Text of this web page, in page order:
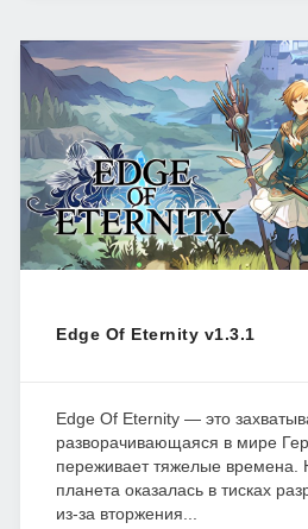
Edge Of Eternity v1.3.1
Edge Of Eternity — это
разворачивающаяся в мире
переживает тяжелые времена.
планета оказалась в тисках
из-за вторжения...